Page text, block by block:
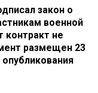
закон о
военной
контракт не
размещен 23